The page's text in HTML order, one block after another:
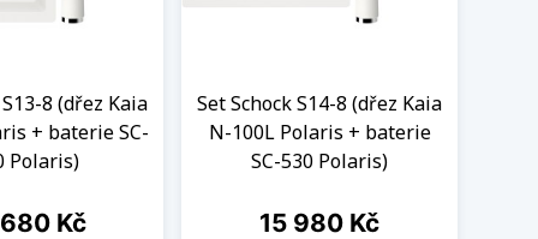
8 (dřez Kaia
+ baterie SC-
Polaris)
Kč
Set Schock S14-8 (dřez Kaia
N-100L Polaris + baterie
SC-530 Polaris)
Cena
15 980 Kč